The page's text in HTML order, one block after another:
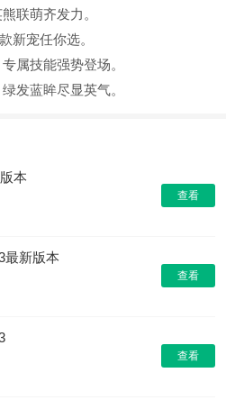
联萌齐发力。
宠任你选。
技能强势登场。
蓝眸尽显英气。
本
查看
最新版本
查看
查看